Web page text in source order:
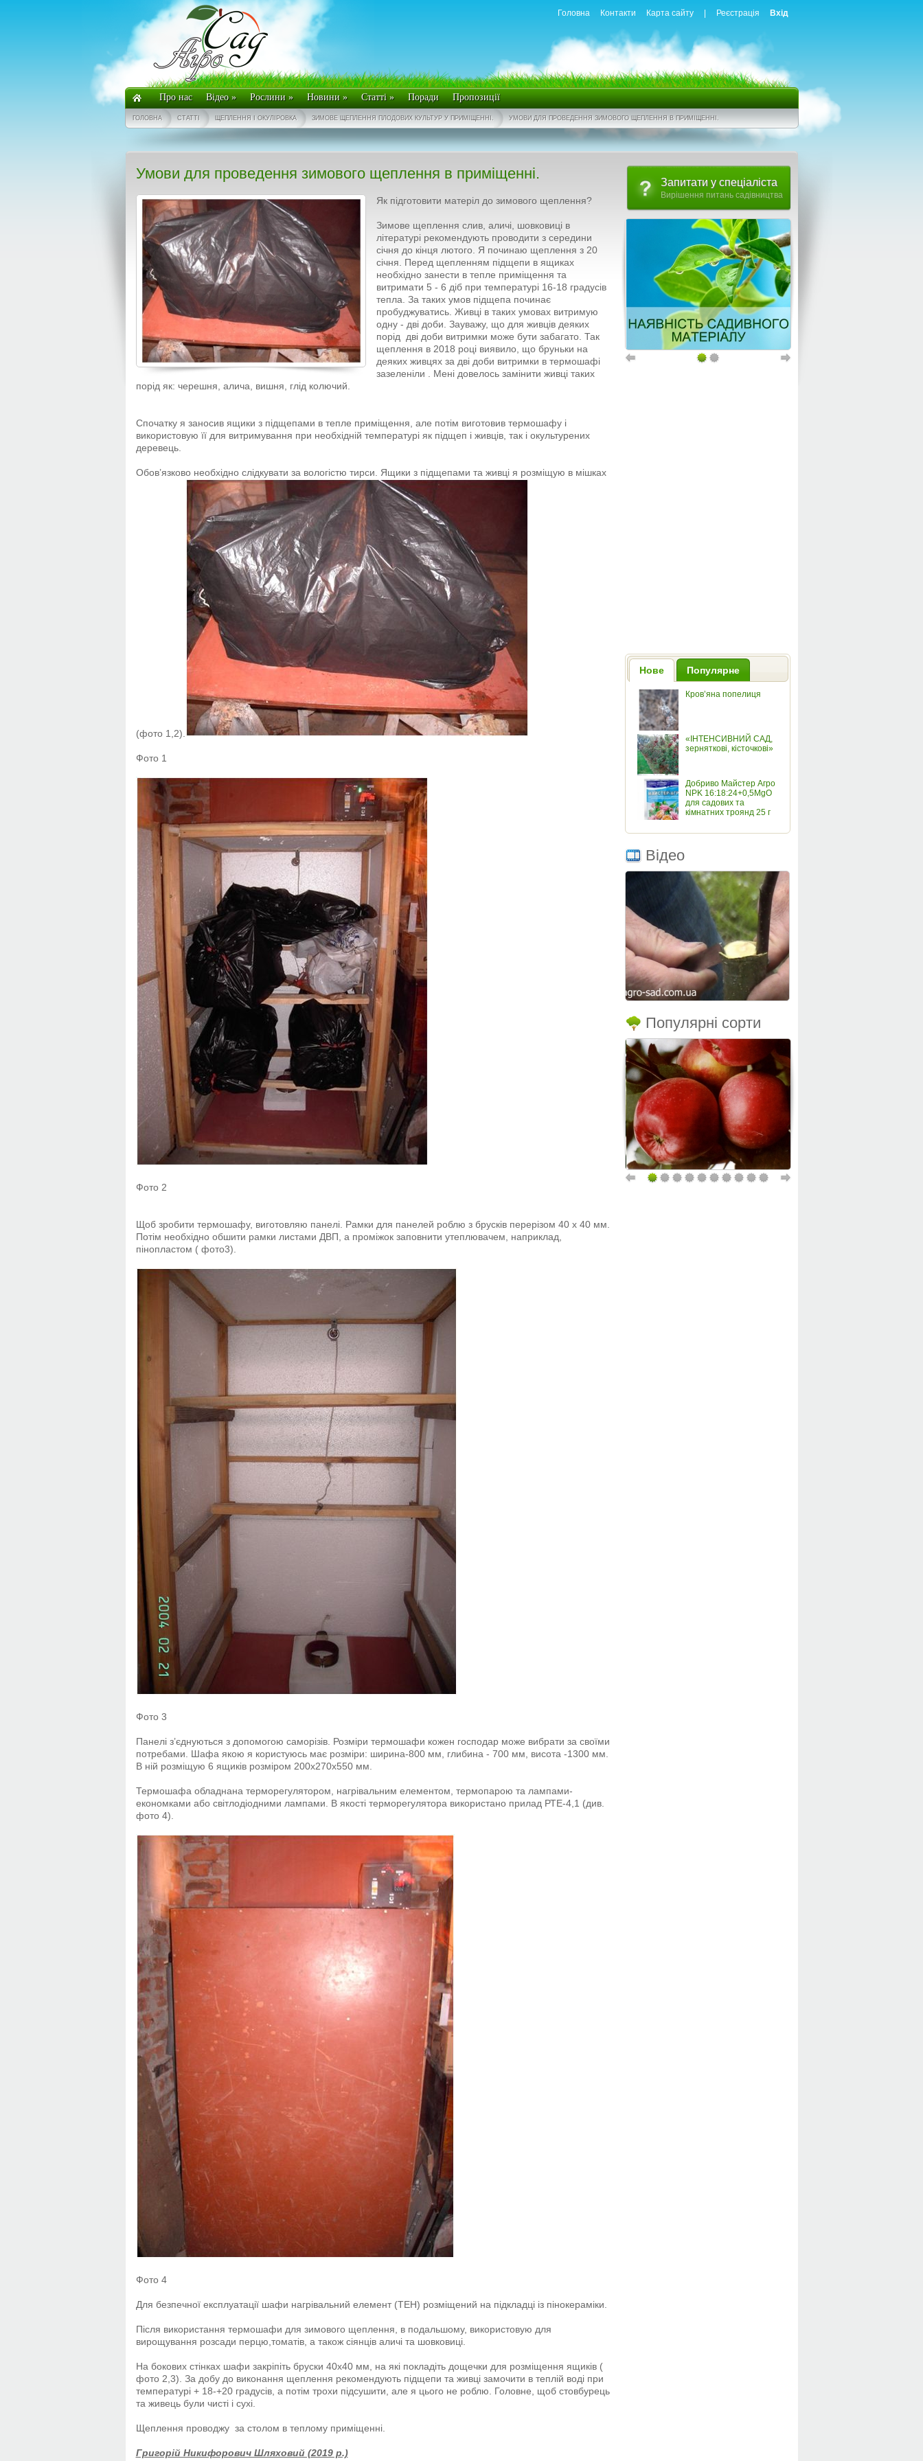
Головна Контакти Карта сайту Реєстрація Вхід
Про нас Відео» Рослини» Новини» Статті» Поради Пропозиції
УМОВИ ДЛЯ ПРОВЕДЕННЯ ЗИМОВОГО ЩЕПЛЕННЯ В ПРИМІЩЕННІ.
ЗИМОВЕ ЩЕПЛЕННЯ ПЛОДОВИХ КУЛЬТУР У ПРИМІЩЕННІ.
ЩЕПЛЕННЯ І ОКУЛІРОВКА
СТАТТІ
ГОЛОВНА
Умови для проведення зимового щеплення в приміщенні.
Як підготовити матеріл до зимового щеплення?
Зимове щеплення слив, аличі, шовковиці в
літературі рекомендують проводити з середини
січня до кінця лютого. Я починаю щеплення з 20
січня. Перед щепленням підщепи в ящиках
необхідно занести в тепле приміщення та
витримати 5 - 6 діб при температурі 16-18 градусів
тепла. За таких умов підщепа починає
пробуджуватись. Живці в таких умовах витримую
одну - дві доби. Зауважу, що для живців деяких
порід дві доби витримки може бути забагато. Так
щеплення в 2018 році виявило, що бруньки на
деяких живцях за дві доби витримки в термошафі
зазеленіли . Мені довелось замінити живці таких
порід як: черешня, алича, вишня, глід колючий.
Спочатку я заносив ящики з підщепами в тепле приміщення, але потім виготовив термошафу і
використовую її для витримування при необхідній температурі як підщеп і живців, так і окультурених
деревець.
Обов’язково необхідно слідкувати за вологістю тирси. Ящики з підщепами та живці я розміщую в мішках
(фото 1,2).
Фото 1
Фото 2
Щоб зробити термошафу, виготовляю панелі. Рамки для панелей роблю з брусків перерізом 40 х 40 мм.
Потім необхідно обшити рамки листами ДВП, а проміжок заповнити утеплювачем, наприклад,
пінопластом ( фото3).
Фото 3
Панелі з’єднуються з допомогою саморізів. Розміри термошафи кожен господар може вибрати за своїми
потребами. Шафа якою я користуюсь має розміри: ширина-800 мм, глибина - 700 мм, висота -1300 мм.
В ній розміщую 6 ящиків розміром 200х270х550 мм.
Термошафа обладнана терморегулятором, нагрівальним елементом, термопарою та лампами-
економками або світлодіодними лампами. В якості терморегулятора використано прилад РТЕ-4,1 (див.
фото 4).
Фото 4
Для безпечної експлуатації шафи нагрівальний елемент (ТЕН) розміщений на підкладці із пінокераміки.
Після використання термошафи для зимового щеплення, в подальшому, використовую для
вирощування розсади перцю,томатів, а також сіянців аличі та шовковиці.
На бокових стінках шафи закріпіть бруски 40х40 мм, на які покладіть дощечки для розміщення ящиків (
фото 2,3). За добу до виконання щеплення рекомендують підщепи та живці замочити в теплій воді при
температурі + 18-+20 градусів, а потім трохи підсушити, але я цього не роблю. Головне, щоб стовбурець
та живець були чисті і сухі.
Щеплення проводжу за столом в теплому приміщенні.
Григорій Никифорович Шляховий (2019 р.)
Запитати у спеціаліста
Вирішення питань садівництва
Нове Популярне
Кров’яна попелиця
«ІНТЕНСИВНИЙ САД,
зерняткові, кісточкові»
Добриво Майстер Агро
NPK 16:18:24+0,5MgO
для садових та
кімнатних троянд 25 г
Відео
Популярні сорти